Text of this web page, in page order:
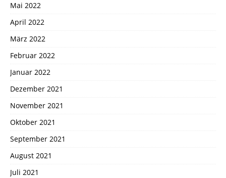
Mai 2022
April 2022
März 2022
Februar 2022
Januar 2022
Dezember 2021
November 2021
Oktober 2021
September 2021
August 2021
Juli 2021